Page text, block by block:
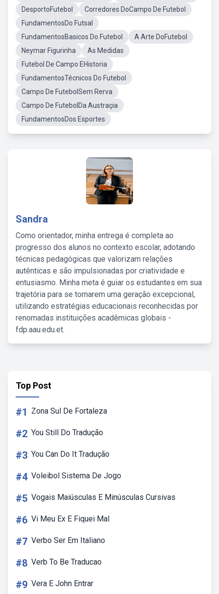
DesportoFutebol
Corredores DoCampo De Futebol
FundamentosDo Futsal
FundamentosBasicos Do Futebol
A Arte DoFutebol
Neymar Figurinha
As Medidas
Futebol De Campo EHistoria
FundamentosTécnicos Do Futebol
Campo De FutebolSem Rerva
Campo De FutebolDa Austraçia
FundamentosDos Esportes
Sandra
Como orientador, minha entrega é completa ao
progresso dos alunos no contexto escolar, adotando
técnicas pedagógicas que valorizam relações
autênticas e são impulsionadas por criatividade e
entusiasmo. Minha meta é guiar os estudantes em sua
trajetória para se tornarem uma geração excepcional,
utilizando estratégias educacionais reconhecidas por
renomadas instituições acadêmicas globais -
fdp.aau.edu.et.
Top Post
#1 Zona Sul De Fortaleza
#2 You Still Do Tradução
#3 You Can Do It Tradução
#4 Voleibol Sistema De Jogo
#5 Vogais Maiúsculas E Minúsculas Cursivas
#6 Vi Meu Ex E Fiquei Mal
#7 Verbo Ser Em Italiano
#8 Verb To Be Traducao
#9 Vera E John Entrar